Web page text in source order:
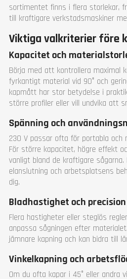
sortimentet finns i flera storlekar,
till kraftigare verkstadsmaskiner
Viktiga valkriterier före
Kapacitet och
Börja med att kontrollera maximal
fyrkantigt material vid 90° och
kapmått har stor betydelse i
större profiler eller vill undvika att
Spänning och
230 V passar ofta för portabla och
För större kapacitet, högre effekt
vanligt bland de kraftigare
elanslutning och arbetsplatsens
dig.
Bladhastighet och precision
Flera hastigheter eller steglös
anpassa sågningen efter
jämnare kapning och kan bidra till
Vinkelkapning och
Om du ofta kapar i 45° eller andra